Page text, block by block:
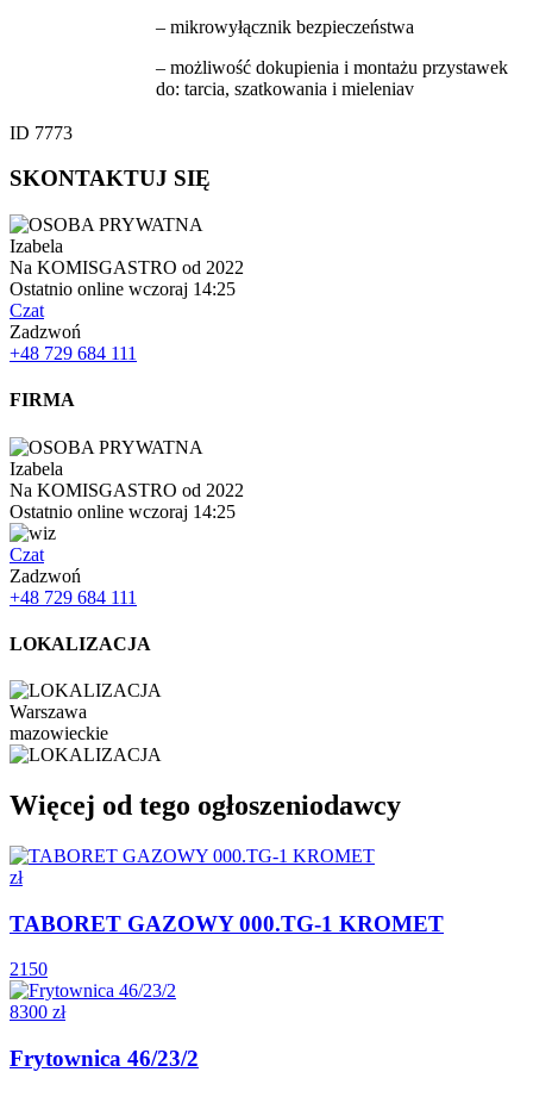
– mikrowyłącznik bezpieczeństwa
– możliwość dokupienia i montażu przystawek
do: tarcia, szatkowania i mieleniav
ID 7773
SKONTAKTUJ SIĘ
Izabela
Na KOMISGASTRO od 2022
Ostatnio online wczoraj 14:25
Czat
Zadzwoń
+48 729 684 111
FIRMA
Izabela
Na KOMISGASTRO od 2022
Ostatnio online wczoraj 14:25
Czat
Zadzwoń
+48 729 684 111
LOKALIZACJA
Warszawa
mazowieckie
Więcej od tego ogłoszeniodawcy
zł
TABORET GAZOWY 000.TG-1 KROMET
2150
8300 zł
Frytownica 46/23/2